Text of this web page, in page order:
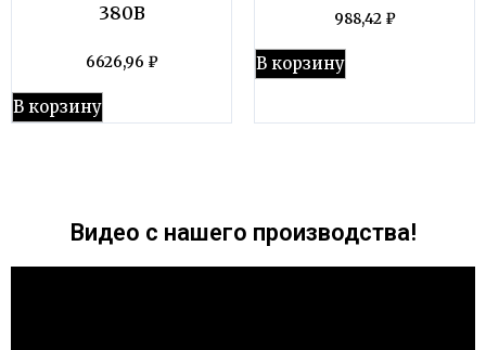
380В
6626,96 ₽
В корзину
988,42 ₽
В корзину
Видео с нашего производства!